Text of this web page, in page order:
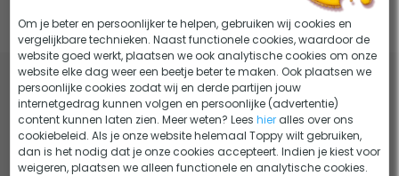
De leukste producten in je inbox? Schrijf je in en maak maandelijks
kans op €250,- shoptegoed.
Om je beter en persoonlijker te helpen, gebruiken wij cookies en
vergelijkbare technieken. Naast functionele cookies, waardoor de
website goed werkt, plaatsen we ook analytische cookies om onze
website elke dag weer een beetje beter te maken. Ook plaatsen we
persoonlijke cookies zodat wij en derde partijen jouw
internetgedrag kunnen volgen en persoonlijke (advertentie)
content kunnen laten zien. Meer weten? Leeshier alles over ons
cookiebeleid. Als je onze website helemaal Toppy wilt gebruiken,
dan is het nodig dat je onze cookies accepteert. Indien je kiest voor
weigeren, plaatsen we alleen functionele en analytische cookies.